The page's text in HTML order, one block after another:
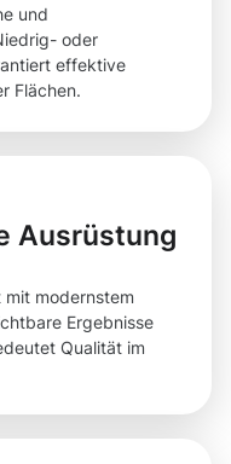
und
oder
effektive
Flächen.
Ausrüstung
modernstem
Ergebnisse
Qualität im